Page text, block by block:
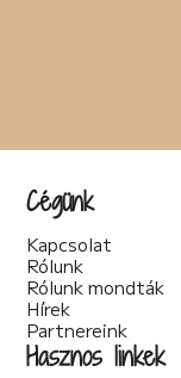
Cégünk
Kapcsolat
Rólunk
Rólunk mondták
Hírek
Partnereink
Hasznos linkek